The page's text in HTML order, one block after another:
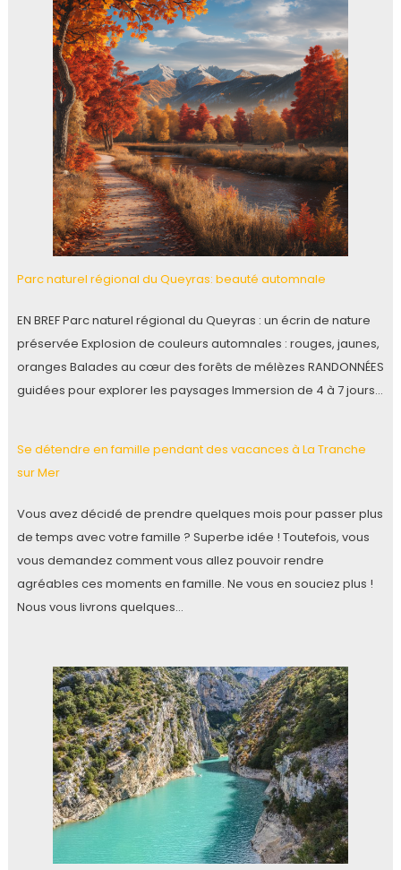
Parc naturel régional du Queyras: beauté automnale
EN BREF Parc naturel régional du Queyras : un écrin de nature
préservée Explosion de couleurs automnales : rouges, jaunes,
oranges Balades au cœur des forêts de mélèzes RANDONNÉES
guidées pour explorer les paysages Immersion de 4 à 7 jours…
Se détendre en famille pendant des vacances à La Tranche
sur Mer
Vous avez décidé de prendre quelques mois pour passer plus
de temps avec votre famille ? Superbe idée ! Toutefois, vous
vous demandez comment vous allez pouvoir rendre
agréables ces moments en famille. Ne vous en souciez plus !
Nous vous livrons quelques…